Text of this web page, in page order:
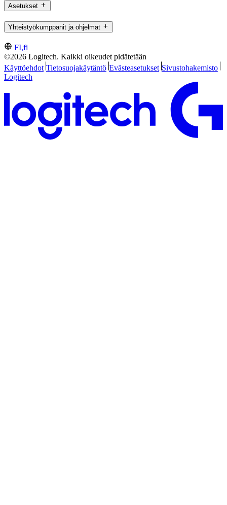
Asetukset
Yhteistyökumppanit ja ohjelmat
FI,fi
©2026 Logitech. Kaikki oikeudet pidätetään
Käyttöehdot Tietosuojakäytäntö Evästeasetukset Sivustohakemisto
Logitech